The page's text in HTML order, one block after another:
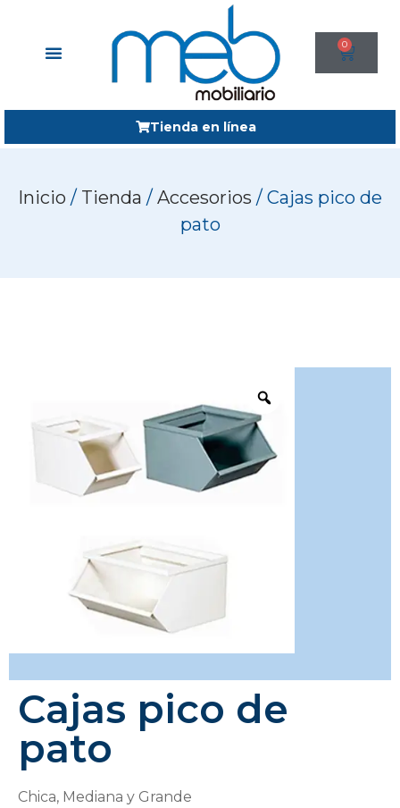
0
Tienda en línea
Inicio / Tienda / Accesorios / Cajas pico de
pato
Cajas pico de
pato
Chica, Mediana y Grande